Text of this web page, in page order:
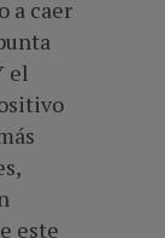
a caer
el
este